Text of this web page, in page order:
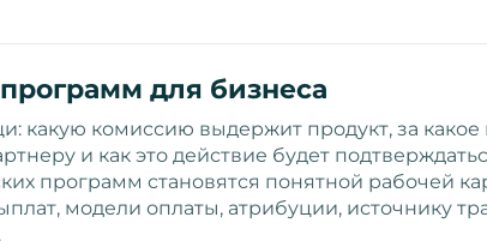
для бизнеса
какую комиссию выдержит продукт, за
и как это действие будет
программ становятся понятной рабочей
модели оплаты, атрибуции, источнику